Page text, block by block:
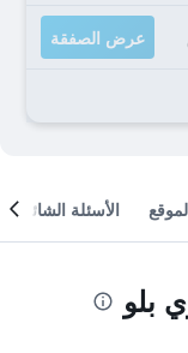
عرض الصفقة
الأسئلة الشائعة
بلو